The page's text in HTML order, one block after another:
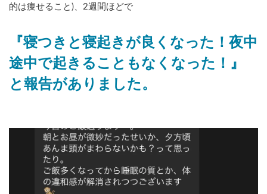
的は痩せること)、2週間ほどで
『寝つきと寝起きが良くなった！夜中
途中で起きることもなくなった！』
と報告がありました。